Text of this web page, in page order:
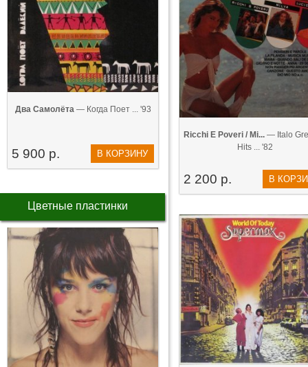
Два Самолёта— Когда Поет ... '93
5 900 р. В КОРЗИНУ
Цветные пластинки
Ricchi E Poveri / Mi...— Italo
Hits ... '82
2 200 р. В